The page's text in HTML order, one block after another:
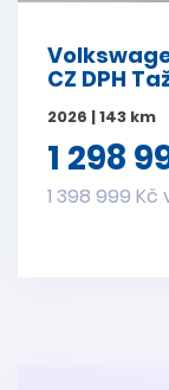
CZ DPH
2026 | 143 km
1 298
1 398 999